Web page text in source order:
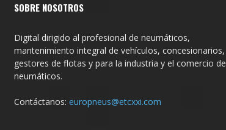
SOBRE NOSOTROS
Digital dirigido al profesional de neumáticos,
mantenimiento integral de vehículos, concesionarios,
gestores de flotas y para la industria y el comercio de
neumáticos.
Contáctanos: europneus@etcxxi.com